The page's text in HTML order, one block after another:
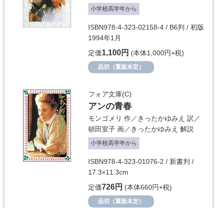
小学校高学年から
ISBN978-4-323-02158-4 / B6判 / 初版
1994年1月
定価1,100円 (本体1,000円+税)
品切（重版未定）
フォア文庫(C)
アンの青春
モンゴメリ 作／ きったかゆみえ 訳／
頓田室子 画／ きったかゆみえ 解説
小学校高学年から
ISBN978-4-323-01076-2 / 新書判 /
17.3×11.3cm
定価726円 (本体660円+税)
品切（重版未定）